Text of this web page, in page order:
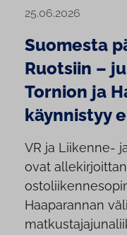
25.06.2026
Suomesta
Ruotsiin –
Tornion ja
käynnistyy
VR ja Liikenne-
ovat
Haaparannan